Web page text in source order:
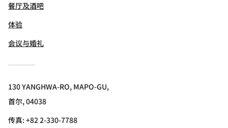
餐厅及酒吧
体验
会议与婚礼
130 YANGHWA-RO, MAPO-GU,
首尔, 04038
传真:+82 2-330-7788